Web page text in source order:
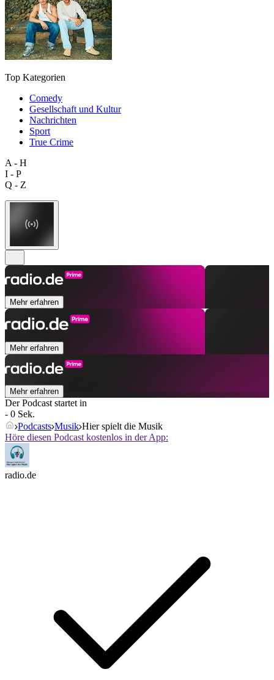
Top Kategorien
Comedy
Gesellschaft und Kultur
Nachrichten
Sport
True Crime
A - H
I - P
Q - Z
Mehr erfahren
Mehr erfahren
Mehr erfahren
Der Podcast startet in
- 0 Sek.
Podcasts Musik Hier spielt die Musik
Höre diesen Podcast kostenlos in der App:
radio.de